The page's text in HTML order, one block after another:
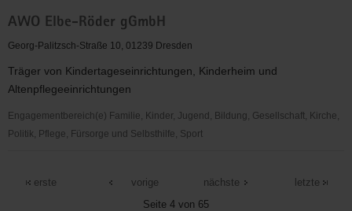
-
Verein
gemeinschaftliches
Wohnen
e.
V.
AWO Elbe-Röder gGmbH
Georg-Palitzsch-Straße 10, 01239 Dresden
Träger von Kindertageseinrichtungen, Kinderheim und
Altenpflegeeinrichtungen
Engagementbereich(e) Familie, Kinder, Jugend, Bildung, Gesellschaft, Kirche,
Politik, Pflege, Fürsorge und Selbsthilfe, Sport
erste
vorige
Seite 4 von 65
nächste letzte